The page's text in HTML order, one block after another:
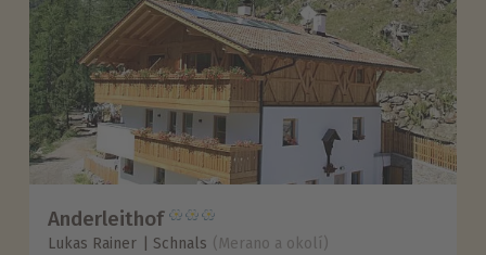
Anderleithof
Lukas Rainer Schnals (Merano a okolí)